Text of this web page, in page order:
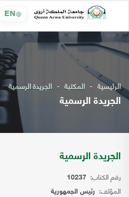
EN
الرئيسية المكتبة الجريدة الرسمية
الجريدة الرسمية
الجريدة الرسمية
رقم الكتاب: 10237
المؤلف: رئيس الجمهورية